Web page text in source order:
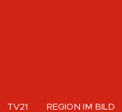
TV21 REGION IM BILD